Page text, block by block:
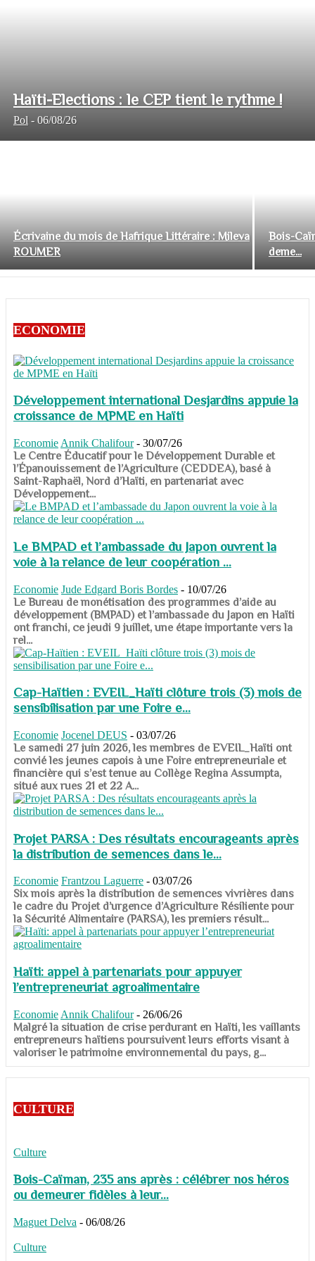
Haïti-Elections : le CEP tient le rythme !
Pol - 06/08/26
Écrivaine du mois de Hafrique Littéraire : Mileva
ROUMER
Bois-
deme...
ECONOMIE
Développement international Desjardins appuie la
croissance de MPME en Haïti
Economie Annik Chalifour - 30/07/26
​​​​​​​Le Centre Éducatif pour le Développement Durable et
l’Épanouissement de l’Agriculture (CEDDEA), basé à
Saint-Raphaël, Nord d’Haïti, en partenariat avec
Développement...
Le BMPAD et l’ambassade du Japon ouvrent la
voie à la relance de leur coopération ...
Economie Jude Edgard Boris Bordes - 10/07/26
​​​​​​​Le Bureau de monétisation des programmes d’aide au
développement (BMPAD) et l’ambassade du Japon en Haïti
ont franchi, ce jeudi 9 juillet, une étape importante vers la
rel...
Cap-Haïtien : EVEIL_Haïti clôture trois (3) mois de
sensibilisation par une Foire e...
Economie Jocenel DEUS - 03/07/26
Le samedi 27 juin 2026, les membres de EVEIL_Haïti ont
convié les jeunes capois à une Foire entrepreneuriale et
financière qui s’est tenue au Collège Regina Assumpta,
situé aux rues 21 et 22 A...
Projet PARSA : Des résultats encourageants après
la distribution de semences dans le...
Economie Frantzou Laguerre - 03/07/26
​​​​​​​Six mois après la distribution de semences vivrières dans
le cadre du Projet d’urgence d’Agriculture Résiliente pour
la Sécurité Alimentaire (PARSA), les premiers résult...
Haïti: appel à partenariats pour appuyer
l’entrepreneuriat agroalimentaire
Economie Annik Chalifour - 26/06/26
​​​​​​​Malgré la situation de crise perdurant en Haïti, les vaillants
entrepreneurs haïtiens poursuivent leurs efforts visant à
valoriser le patrimoine environnemental du pays, g...
CULTURE
Culture
Bois-Caïman, 235 ans après : célébrer nos héros
ou demeurer fidèles à leur...
Maguet Delva - 06/08/26
Culture